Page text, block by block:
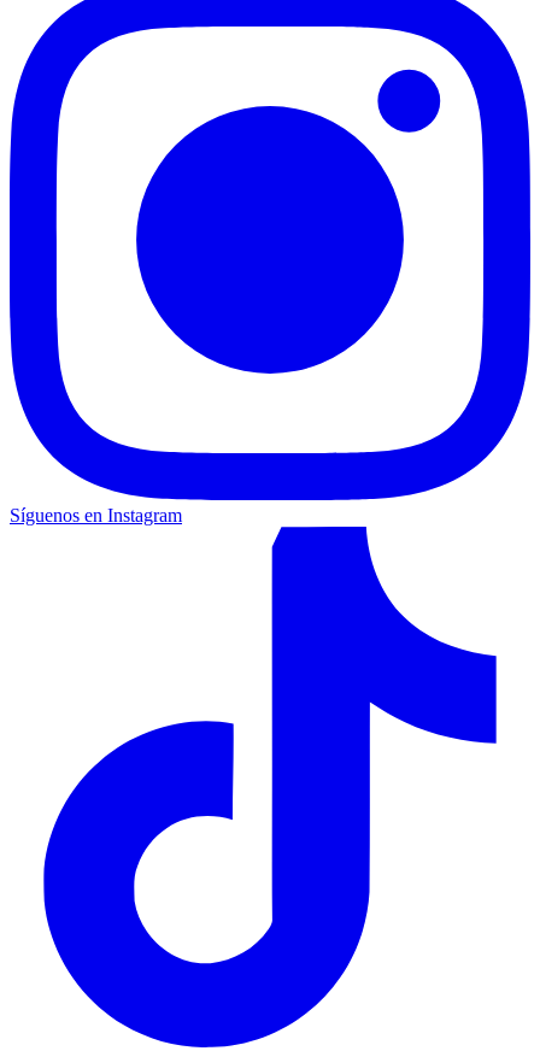
Síguenos en Instagram